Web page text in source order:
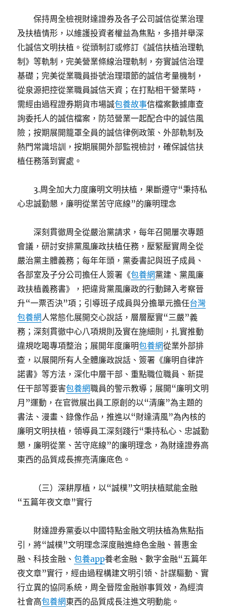
保持周全檢視財達證券及各子公司誠信從業治理
及扶植情形，以維護投資者權益為焦點，多措并舉深
化誠信文明扶植。從頭制訂或修訂《誠信扶植治理軌
制》等軌制，完美營業條線治理軌制，夯實誠信治理
基礎；完美從業職員掛號治理環節的誠信考量機制，
從泉源把控從業職員誠信天資；在打點相干營業時，
需經由過程證券期貨市場誠包養故事信檔案數據庫查
詢委托人的誠信檔案，防范營業一起配合中的誠信風
險；按期展開籠罩全員的誠信律例政策、外部軌制及
熱門常識培訓，按期展開外部監視檢討，確保誠信扶
植任務落到實處。
3.周全加大力度廉明文明扶植，果斷遵守“秉持私
心忠誠勤懇，廉明從業苦守底線”的廉明理念
深刻貫徹周全從嚴治黨請求，每年召開屢次專題
會議，研討安排黨風廉政扶植任務，壓緊壓實周全從
嚴治黨主體義務；每年年頭，黨委書記與班子成員、
各部室及子分公司擔任人簽署《包養網黨建、黨風廉
政扶植義務書》，把違背黨風廉政的行動歸入考察晉
升“一票否決”項；引導班子成員與分擔單元擔任台灣
包養網人常態化展開交心說話，層層壓實“三嚴”義
務；深刻貫徹中心八項規則及實在施細則，扎實推動
違規吃喝專項整治；展開年度廉明包養網從業外部排
查，以展開所有人全體廉政說話、簽署《廉明自律許
諾書》等方法，深化中層干部、重點職位職員、新提
任干部等要害包養網職員的警示教導；展開“廉明文明
月”運動，在官微展出員工原創的以“清廉”為主題的
書法、漫畫、錄像作品，推進以“財達清風”為內核的
廉明文明扶植，領導員工深刻踐行“秉持私心、忠誠勤
懇，廉明從業、苦守底線”的廉明理念，為財達證券高
東西的品質成長擦亮清廉底色。
（三）深耕厚植，以“誠樸”文明扶植賦能金融
“五篇年夜文章”實行
財達證券黨委以中國特點金融文明扶植為焦點指
引，將“誠樸”文明理念深度融進綠色金融、普惠金
融、科技金融、包養app養老金融、數字金融“五篇年
夜文章”實行，經由過程構建文明引領、計謀驅動、實
行立異的協同系統，周全晉陞金融辦事質效，為經濟
社會高包養網東西的品質成長注進文明動能。